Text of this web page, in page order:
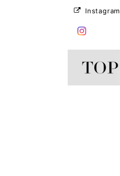
Instagram